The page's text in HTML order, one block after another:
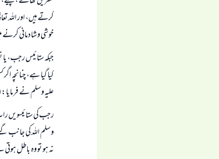
کرتے ہیں، اور
خوشی وشادمانی
جبکہ ستائیس رجب،
کیا گیا ہے،
علیہ وسلم نے
رجب کی ستائیسویں
وسلم اللہ کی جانب
نہ ہو تو وہ باطل